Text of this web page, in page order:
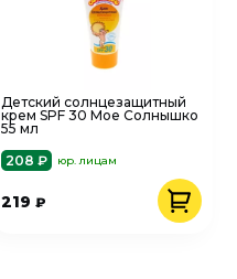
Детский солнцезащитный
крем SPF 30 Мое Солнышко
55 мл
208 ₽
юр. лицам
219₽